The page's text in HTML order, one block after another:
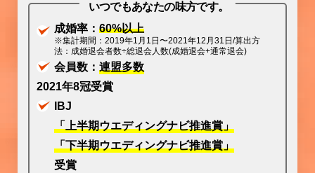
いつでもあなたの味方です。
成婚率： 60%以上
※集計期間：2019年1月1日〜2021年12月31日/算出方
法：成婚退会者数÷総退会人数(成婚退会+通常退会)
会員数： 連盟多数
2021年8冠受賞
IBJ
「上半期ウエディングナビ推進賞」
「下半期ウエディングナビ推進賞」
受賞